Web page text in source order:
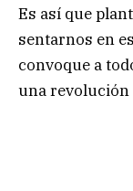
Es así que
sentarnos en
convoque a
una revolución